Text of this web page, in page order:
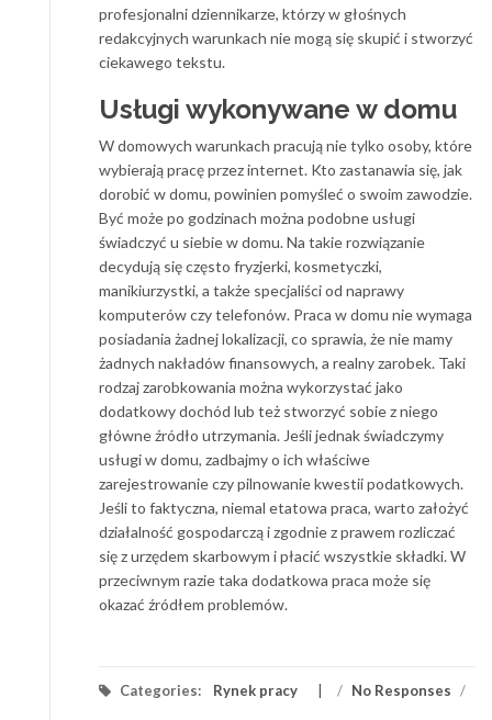
profesjonalni dziennikarze, którzy w głośnych
redakcyjnych warunkach nie mogą się skupić i stworzyć
ciekawego tekstu.
Usługi wykonywane w domu
W domowych warunkach pracują nie tylko osoby, które
wybierają pracę przez internet. Kto zastanawia się, jak
dorobić w domu, powinien pomyśleć o swoim zawodzie.
Być może po godzinach można podobne usługi
świadczyć u siebie w domu. Na takie rozwiązanie
decydują się często fryzjerki, kosmetyczki,
manikiurzystki, a także specjaliści od naprawy
komputerów czy telefonów. Praca w domu nie wymaga
posiadania żadnej lokalizacji, co sprawia, że nie mamy
żadnych nakładów finansowych, a realny zarobek. Taki
rodzaj zarobkowania można wykorzystać jako
dodatkowy dochód lub też stworzyć sobie z niego
główne źródło utrzymania. Jeśli jednak świadczymy
usługi w domu, zadbajmy o ich właściwe
zarejestrowanie czy pilnowanie kwestii podatkowych.
Jeśli to faktyczna, niemal etatowa praca, warto założyć
działalność gospodarczą i zgodnie z prawem rozliczać
się z urzędem skarbowym i płacić wszystkie składki. W
przeciwnym razie taka dodatkowa praca może się
okazać źródłem problemów.
Categories: Rynek pracy / No Responses /